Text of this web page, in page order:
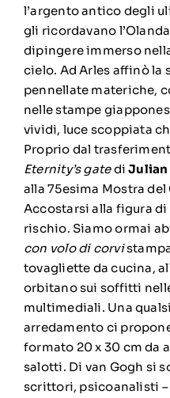
l’argento antico degli
gli ricordavano
dipingere immerso
cielo. Ad Arles affinò la
pennellate materiche,
nelle stampe
vividi, luce scoppiata
Proprio dal
Eternity’s gatediJulian
alla75esima Mostra
Accostarsi alla figura di
rischio. Siamo ormai
con volo di corvi
tovagliette da cucina,
orbitano sui soffitti
multimediali. Una
arredamento ci
formato 20 x 30 cm da
salotti. Di van Gogh si
scrittori, psicoanalisti –